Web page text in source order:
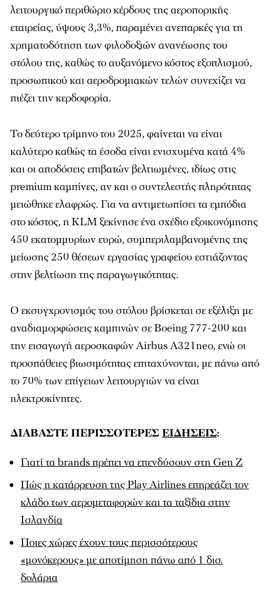
λειτουργικό περιθώριο κέρδους της αεροπορικής
εταιρείας, ύψους 3,3%, παραμένει ανεπαρκές για τη
χρηματοδότηση των φιλοδοξιών ανανέωσης του
στόλου της, καθώς το αυξανόμενο κόστος εξοπλισμού,
προσωπικού και αεροδρομιακών τελών συνεχίζει να
πιέζει την κερδοφορία.
Το δεύτερο τρίμηνο του 2025, φαίνεται να είναι
καλύτερο καθώς τα έσοδα είναι ενισχυμένα κατά 4%
και οι αποδόσεις επιβατώνβελτιωμένες, ιδίως στις
premium καμπίνες, αν και ο συντελεστής πληρότητας
μειώθηκε ελαφρώς. Για να αντιμετωπίσει τα εμπόδια
στο κόστος, η KLM ξεκίνησε ένα σχέδιο εξοικονόμησης
450 εκατομμυρίων ευρώ, συμπεριλαμβανομένης της
μείωσης 250 θέσεων εργασίας γραφείου εστιάζοντας
στην βελτίωση της παραγωγικότητας.
Ο εκσυγχρονισμός του στόλου βρίσκεται σε εξέλιξη με
αναδιαμορφώσεις καμπινών σε Boeing 777-200 και
την εισαγωγή αεροσκαφών Airbus A321neo, ενώ οι
προσπάθειες βιωσιμότητας επιταχύνονται, με πάνω από
το 70% των επίγειων λειτουργιών να είναι
ηλεκτροκίνητες.
ΔΙΑΒΑΣΤΕ ΠΕΡΙΣΣΟΤΕΡΕΣ ΕΙΔΗΣΕΙΣ:
Γιατί τα brands πρέπει να επενδύσουν στη Gen Z
Πώς η κατάρρευση της Play Airlines επηρεάζει τον
κλάδο των αερομεταφορών και τα ταξίδια στην
Ισλανδία
Ποιες χώρες έχουν τους περισσότερους
«μονόκερους» με αποτίμηση πάνω από 1 δισ.
δολάρια